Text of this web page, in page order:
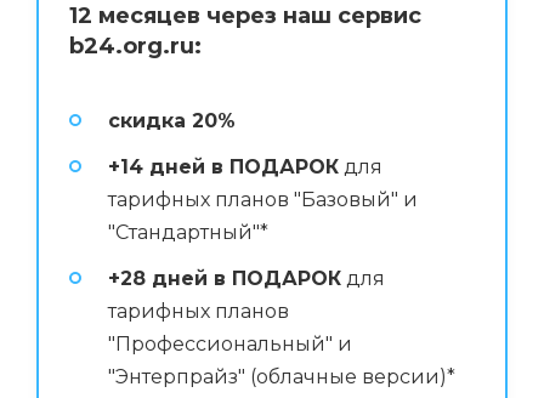
12 месяцев через наш сервис
b24.org.ru:
скидка 20%
+14 дней в ПОДАРОК для
тарифных планов "Базовый" и
"Стандартный"*
+28 дней в ПОДАРОК для
тарифных планов
"Профессиональный" и
"Энтерпрайз" (облачные версии)*